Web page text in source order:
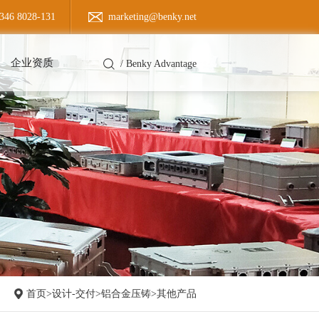
8028-131 marketing@benky.net
企业资质 / Benky Advantage
首页>设计-交付>铝合金压铸>其他产品